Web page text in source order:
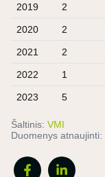
2019 2
2020 2
2021 2
2022 1
2023 5
Šaltinis: VMI
Duomenys atnaujinti: